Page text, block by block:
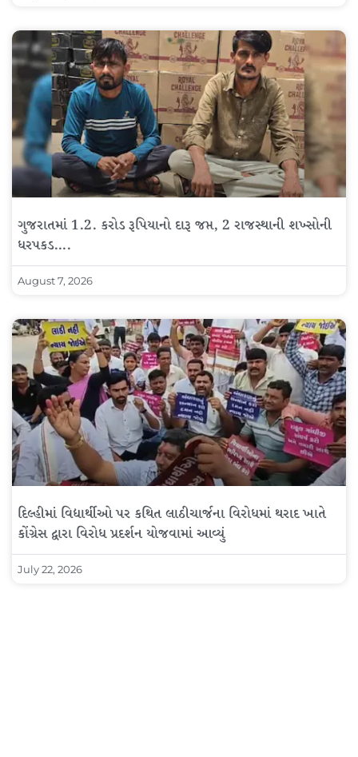
ગુજરાતમાં 1.2. કરોડ રૂપિયાનો દારૂ જપ્ત, 2 રાજસ્થાની શખ્સોની
ધરપકડ….
August 7, 2026
દિલ્હીમાં વિદ્યાર્થીઓ પર કથિત લાઠીચાર્જના વિરોધમાં થરાદ ખાતે
કોંગ્રેસ દ્વારા વિરોધ પ્રદર્શન યોજવામાં આવ્યું
July 22, 2026